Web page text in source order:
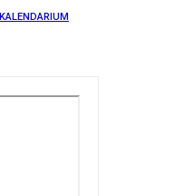
KALENDARIUM